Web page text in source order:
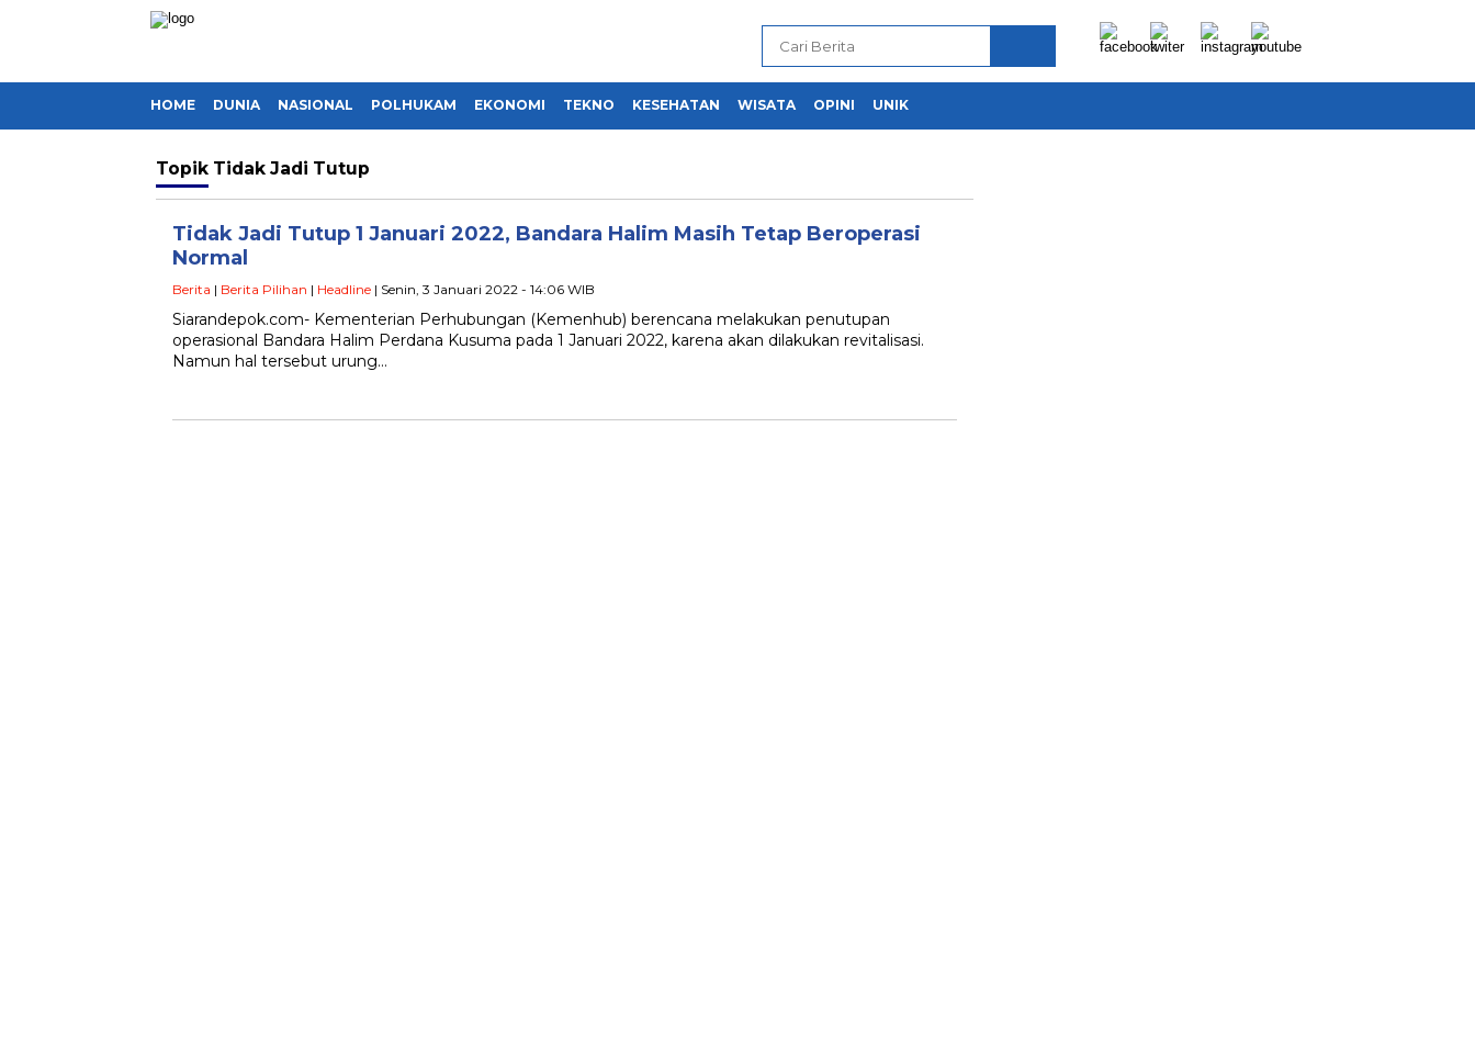
HOME DUNIA NASIONAL POLHUKAM EKONOMI TEKNO KESEHATAN WISATA OPINI UNIK
Topik Tidak Jadi Tutup
Tidak Jadi Tutup 1 Januari 2022, Bandara Halim Masih Tetap Beroperasi
Normal
Berita | Berita Pilihan | Headline | Senin, 3 Januari 2022 - 14:06 WIB
Siarandepok.com- Kementerian Perhubungan (Kemenhub) berencana melakukan penutupan
operasional Bandara Halim Perdana Kusuma pada 1 Januari 2022, karena akan dilakukan revitalisasi.
Namun hal tersebut urung…